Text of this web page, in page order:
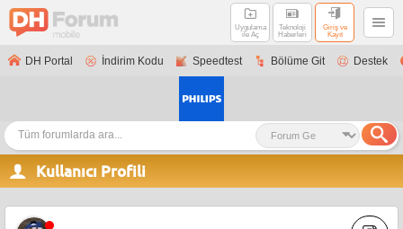
Uygulama
ile Aç
Teknoloji
Haberleri
Giriş ve
Kayıt
DH Portal İndirim Kodu Speedtest Bölüme Git Destek
Kullanıcı Profili